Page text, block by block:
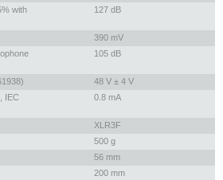
with
127 dB
390 mV
105 dB
48 V ± 4 V
IEC
0.8 mA
XLR3F
500 g
56 mm
200 mm